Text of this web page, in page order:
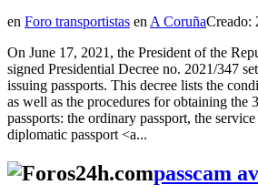
en Foro transportistas en A CoruñaCreado:
On June 17, 2021, the President of the
signed Presidential Decree no. 2021/347
issuing passports. This decree lists the
as well as the procedures for obtaining the
passports: the ordinary passport, the
diplomatic passport <a...
passcam